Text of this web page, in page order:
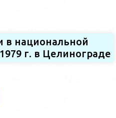
в национальной
г. в Целинограде